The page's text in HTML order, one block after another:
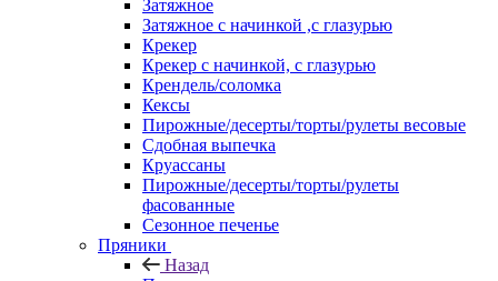
Затяжное
Затяжное с начинкой ,с глазурью
Крекер
Крекер с начинкой, с глазурью
Крендель/соломка
Кексы
Пирожные/десерты/торты/рулеты весовые
Сдобная выпечка
Круассаны
Пирожные/десерты/торты/рулеты
фасованные
Сезонное печенье
Пряники
Назад